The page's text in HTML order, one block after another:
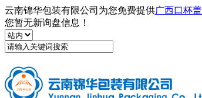
云南锦华包装有限公司为您免费提供广西口杯盖
您暂无新询盘信息！